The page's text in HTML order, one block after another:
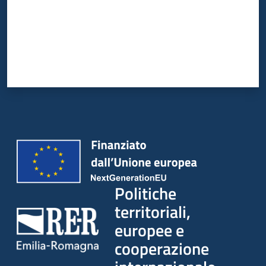
Politiche
territoriali,
europee e
cooperazione